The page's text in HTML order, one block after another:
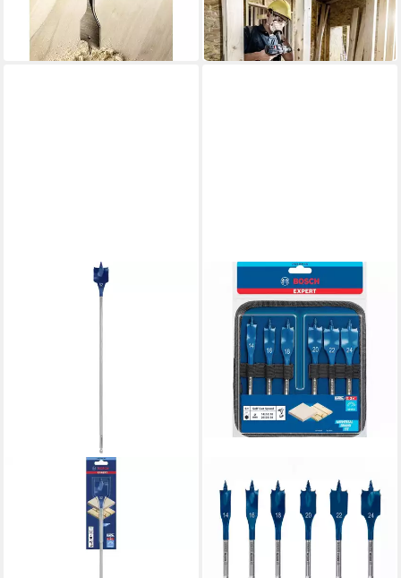
Ø 18 mm 512418
15,89 €
in 3-4 Werktagen bei dir
28 x 400 mm 2608900352
15,89 €
in 3-4 Werktagen bei dir